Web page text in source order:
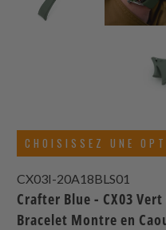
CHOISISSEZ UNE
CX03I-20A18BLS01
Crafter Blue - CX03
Bracelet Montre en